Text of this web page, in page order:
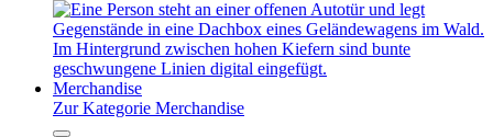
Merchandise
Zur Kategorie Merchandise